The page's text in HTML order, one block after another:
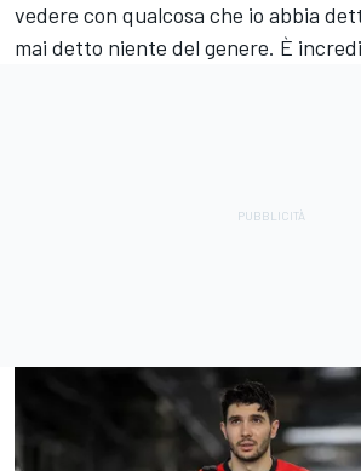
vedere con qualcosa che io abbia
mai detto niente del genere. È